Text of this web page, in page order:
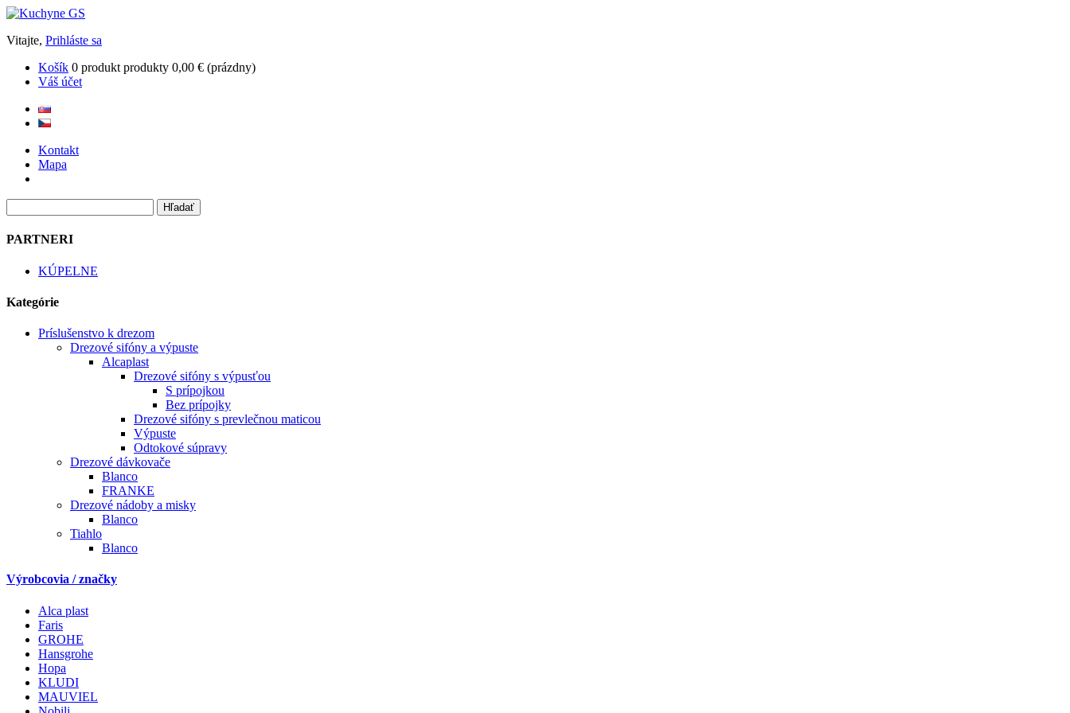
Vitajte, Prihláste sa
Košík 0 produkt produkty 0,00 € (prázdny)
Váš účet
Kontakt
Mapa
PARTNERI
KÚPELNE
Kategórie
Príslušenstvo k drezom
Drezové sifóny a výpuste
Alcaplast
Drezové sifóny s výpusťou
S prípojkou
Bez prípojky
Drezové sifóny s prevlečnou maticou
Výpuste
Odtokové súpravy
Drezové dávkovače
Blanco
FRANKE
Drezové nádoby a misky
Blanco
Tiahlo
Blanco
Výrobcovia / značky
Alca plast
Faris
GROHE
Hansgrohe
Hopa
KLUDI
MAUVIEL